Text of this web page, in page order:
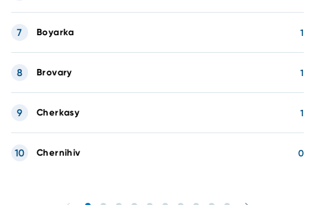
Boyarka 1
7
Brovary 1
8
Cherkasy 1
9
Chernihiv 0
10